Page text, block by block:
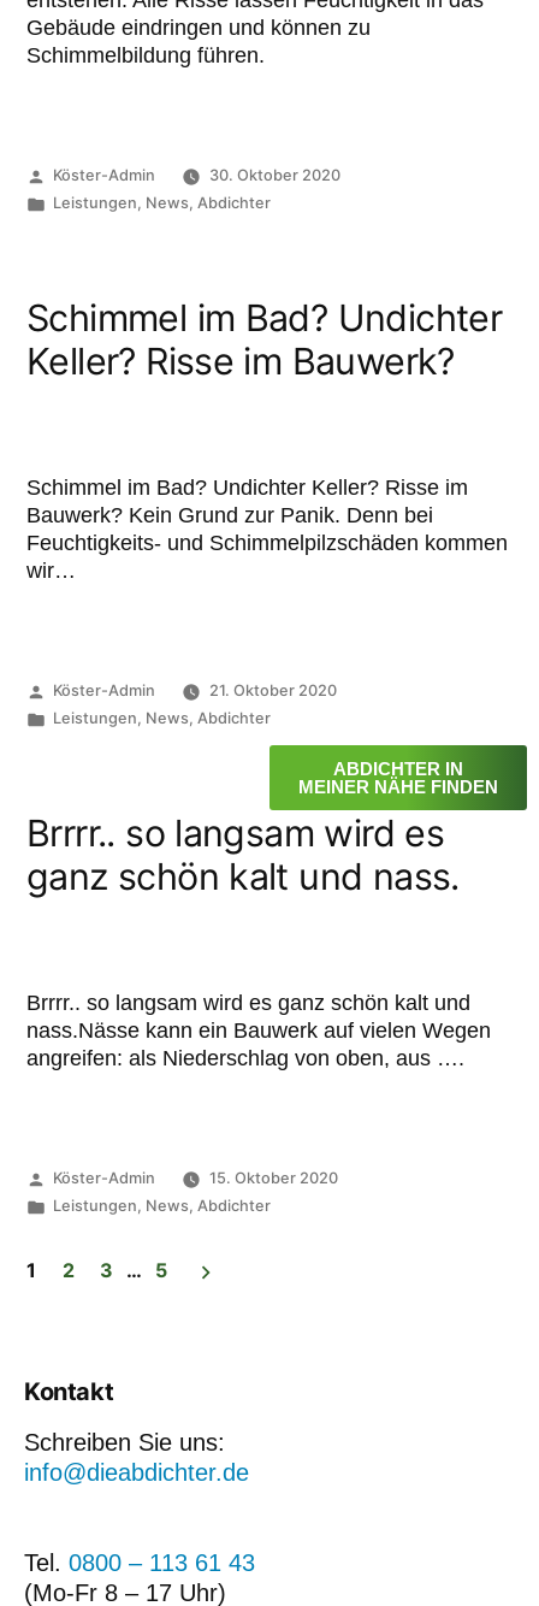
Gebäude eindringen und können zu
Schimmelbildung führen.
Köster-Admin
30. Oktober 2020
Leistungen, News,Abdichter
Schimmel im Bad? Undichter
Keller? Risse im Bauwerk?
Schimmel im Bad? Undichter Keller? Risse im
Bauwerk? Kein Grund zur Panik. Denn bei
Feuchtigkeits- und Schimmelpilzschäden kommen
wir…
Köster-Admin
21. Oktober 2020
Leistungen, News,Abdichter
Brrrr.. so langsam wird es
ganz schön kalt und nass.
Brrrr.. so langsam wird es ganz schön kalt und
nass.Nässe kann ein Bauwerk auf vielen Wegen
angreifen: als Niederschlag von oben, aus ….
Köster-Admin
15. Oktober 2020
Leistungen, News,Abdichter
1 2 3 … 5
Kontakt
Schreiben Sie uns:
info@dieabdichter.de
Tel. 0800 – 113 61 43
(Mo-Fr 8 – 17 Uhr)
ABDICHTER IN
MEINER NÄHE FINDEN